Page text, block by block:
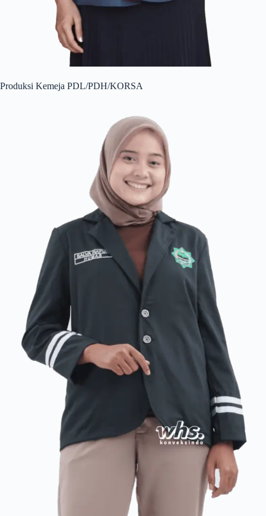
Produksi Kemeja PDL/PDH/KORSA